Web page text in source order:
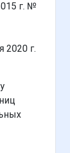
г. №
2020 г.